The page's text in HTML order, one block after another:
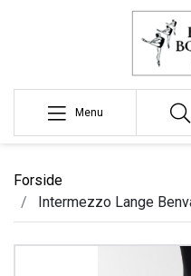
Menu
Forside
Intermezzo Lange